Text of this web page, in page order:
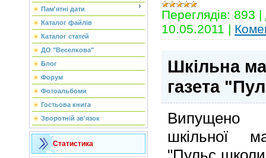
Пам'ятні дати
Каталог файлів
Каталог статей
ДО "Веселкова"
Блог
Форум
Фотоальбоми
Гостьова книга
Зворотній зв'язок
Статистика
Переглядів: 893 |
10.05.2011 |
Шкільна
газета
Випущено
шкільної